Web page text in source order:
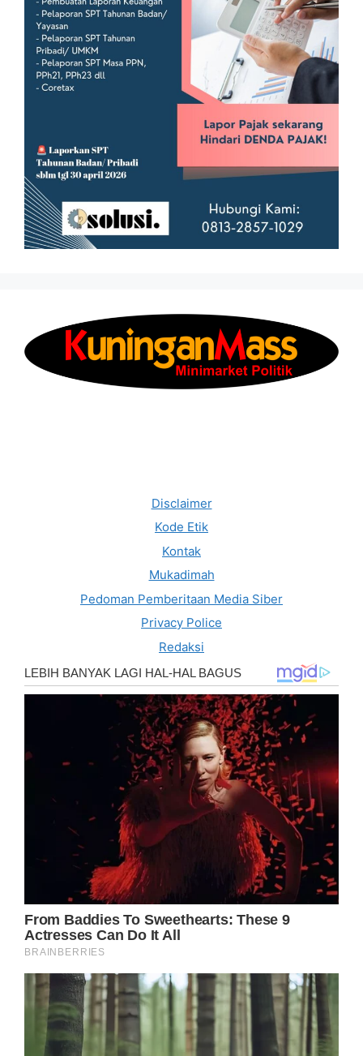
Disclaimer
Kode Etik
Kontak
Mukadimah
Pedoman Pemberitaan Media Siber
Privacy Police
Redaksi